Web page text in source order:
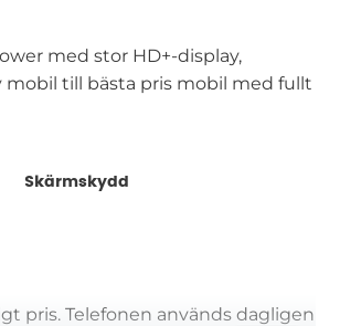
med stor HD+-display,
till bästa pris mobil med fullt
Skärmskydd
pris. Telefonen används dagligen